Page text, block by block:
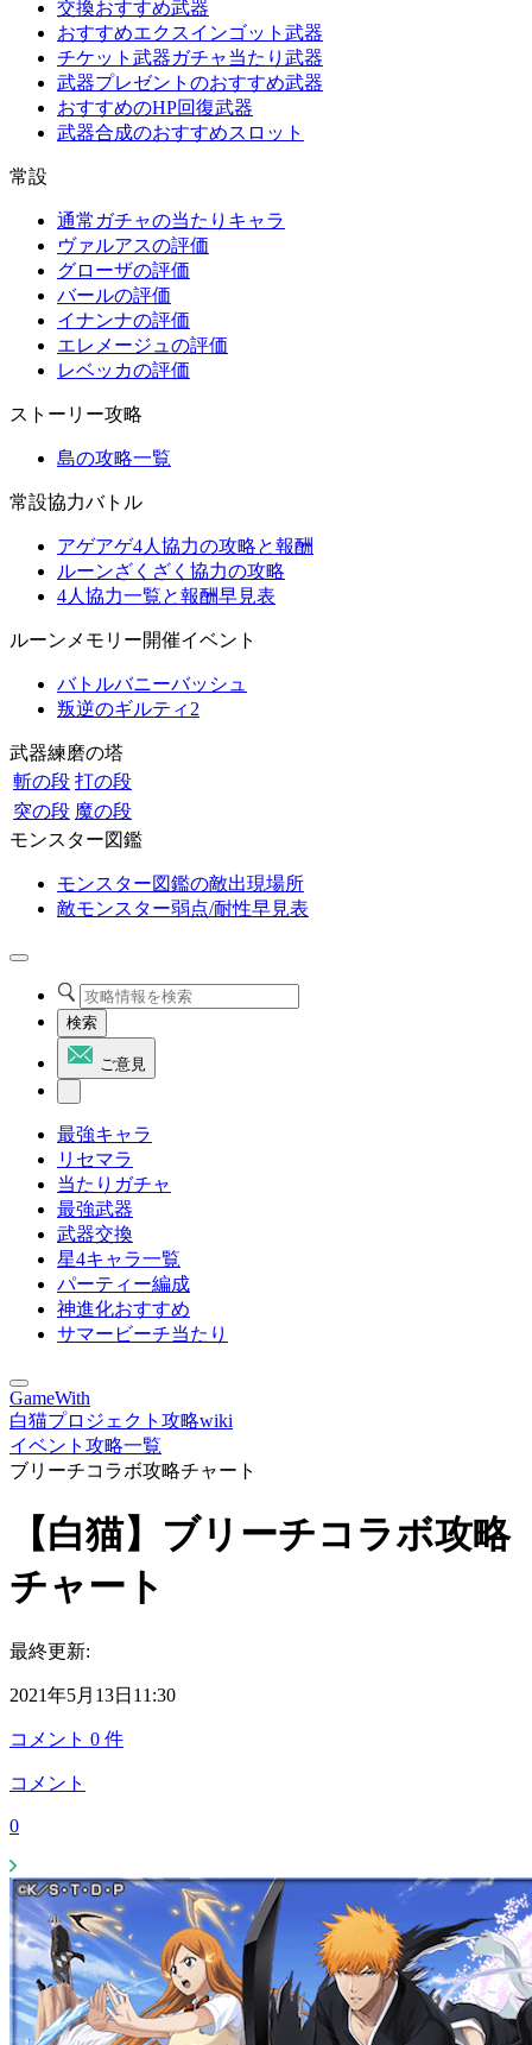
交換おすすめ武器
おすすめエクスインゴット武器
チケット武器ガチャ当たり武器
武器プレゼントのおすすめ武器
おすすめのHP回復武器
武器合成のおすすめスロット
常設
通常ガチャの当たりキャラ
ヴァルアスの評価
グローザの評価
バールの評価
イナンナの評価
エレメージュの評価
レベッカの評価
ストーリー攻略
島の攻略一覧
常設協力バトル
アゲアゲ4人協力の攻略と報酬
ルーンざくざく協力の攻略
4人協力一覧と報酬早見表
ルーンメモリー開催イベント
バトルバニーバッシュ
叛逆のギルティ2
武器練磨の塔
斬の段 打の段
突の段 魔の段
モンスター図鑑
モンスター図鑑の敵出現場所
敵モンスター弱点/耐性早見表
検索
ご意見
最強キャラ
リセマラ
当たりガチャ
最強武器
武器交換
星4キャラ一覧
パーティー編成
神進化おすすめ
サマービーチ当たり
GameWith
白猫プロジェクト攻略wiki
イベント攻略一覧
ブリーチコラボ攻略チャート
【白猫】ブリーチコラボ攻略
チャート
最終更新:
2021年5月13日11:30
コメント 0 件
コメント
0